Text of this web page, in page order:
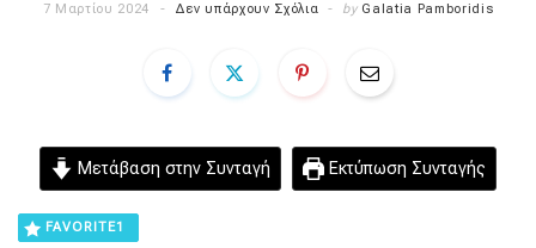
7 Μαρτίου 2024 Δεν υπάρχουν Σχόλια by Galatia Pamboridis
Μετάβαση στην Συνταγή Εκτύπωση Συνταγής
FAVORITE1